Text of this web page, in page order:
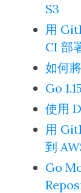
S3
用
CI 部
如何
Go
使用
用
到
Go